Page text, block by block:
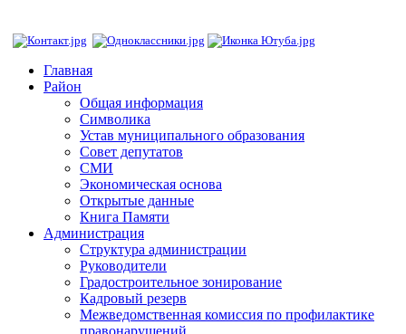
Главная
Район
Общая информация
Символика
Устав муниципального образования
Совет депутатов
СМИ
Экономическая основа
Открытые данные
Книга Памяти
Администрация
Структура администрации
Руководители
Градостроительное зонирование
Кадровый резерв
Межведомственная комиссия по профилактике
правонарушений